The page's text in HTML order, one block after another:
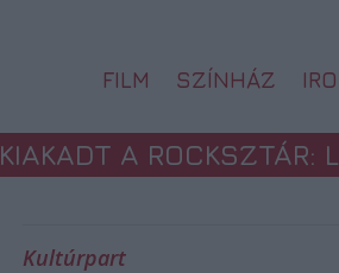
FILM SZÍNHÁZ
KIAKADT A ROCKSZTÁR:
Kultúrpart